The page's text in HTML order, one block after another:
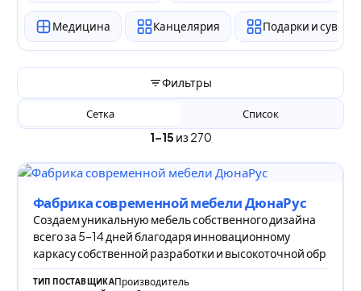
Медицина Канцелярия Подарки и
Фильтры
1–15 из 270
Сетка Список
Фабрика современной мебели ДюнаРус
Создаем уникальную мебель собственного дизайна
всего за 5–14 дней благодаря инновационному
каркасу собственной разработки и высокоточной обр
ТИП ПОСТАВЩИКАПроизводитель